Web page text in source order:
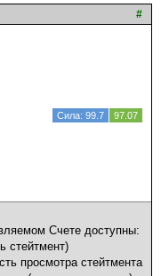
#
Сила: 99.7 97.07
Счете доступны:
стейтмент)
просмотра стейтмента